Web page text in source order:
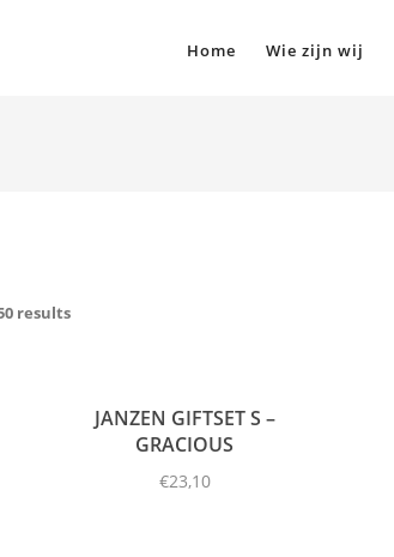
Home Wie zijn wij
results
JANZEN GIFTSET S –
GRACIOUS
€23,10